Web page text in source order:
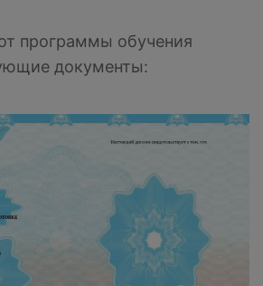
программы обучения
документы: